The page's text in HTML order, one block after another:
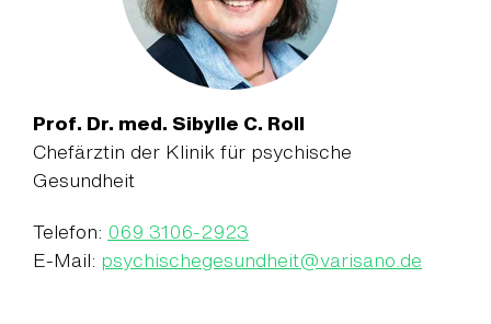
Prof. Dr. med. Sibylle C. Roll
Chefärztin der Klinik für psychische
Gesundheit
Telefon: 069 3106-2923
E-Mail: psychischegesundheit@varisano.de